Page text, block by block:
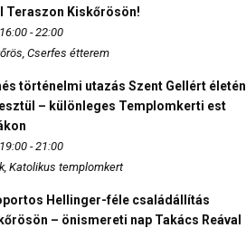
Teraszon Kiskőrösön!
- 22:00
Cserfes étterem
történelmi utazás Szent Gellért életén
– különleges Templomkerti est
- 21:00
Katolikus templomkert
Hellinger-féle családállítás
– önismereti nap Takács Reával